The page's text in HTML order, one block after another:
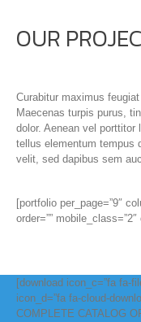
OUR
Curabitur maximus
Maecenas turpis purus,
dolor. Aenean vel
tellus elementum tempus
velit, sed dapibus sem
[portfolio per_page=”9″
order=”” mobile_class=”2″
[download icon_c=”fa fa-
icon_d=”fa fa-cloud-
COMPLETE CATALOG